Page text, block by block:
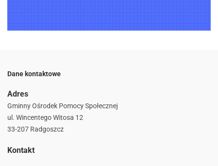
Dane kontaktowe
Adres
Gminny Ośrodek Pomocy Społecznej
ul. Wincentego Witosa 12
33-207 Radgoszcz
Kontakt